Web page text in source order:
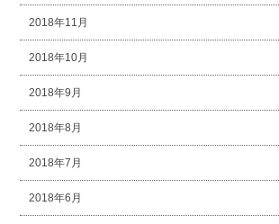
2018年11月
2018年10月
2018年9月
2018年8月
2018年7月
2018年6月